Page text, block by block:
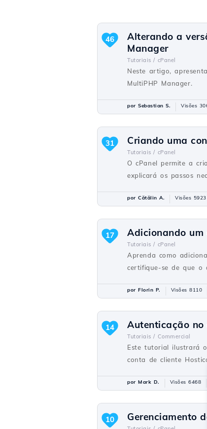
Alterando a
Manager
Tutoriais / cPanel
Neste artigo,
MultiPHP Manager.
46
por Sebastian S. Visões
Criando uma
Tutoriais / cPanel
O cPanel permite a
explicará os passos
31
por Cătălin A. Visões 5923
Adicionando
Tutoriais / cPanel
Aprenda como
certifique-se de que o
17
por Florin P. Visões 8110
Autenticação
Tutoriais / Commercial
Este tutorial ilustrará
conta de cliente
14
por Mark D. Visões 6468
Gerenciamento
10